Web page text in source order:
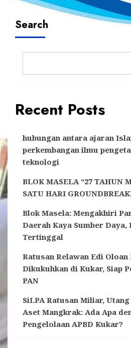
Search
Recent Posts
hubungan antara ajaran
perkembangan ilmu
teknologi
BLOK MASELA “27 TAHUN
SATU HARI
Blok Masela: Mengakhiri
Daerah Kaya Sumber Daya,
Tertinggal
Ratusan Relawan Edi Oloan
Dikukuhkan di Kukar, Siap
PAN
SiLPA Ratusan Miliar,
Aset Mangkrak: Ada Apa
Pengelolaan APBD Kukar?